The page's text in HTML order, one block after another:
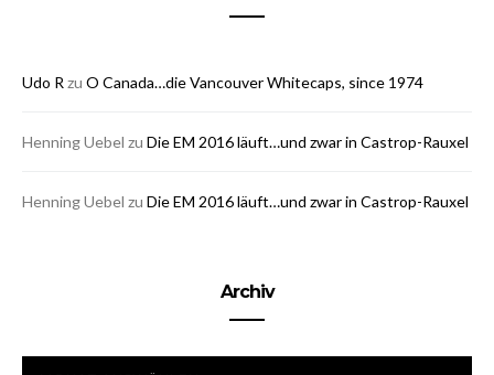
Udo R zu O Canada…die Vancouver Whitecaps, since 1974
Henning Uebel zu Die EM 2016 läuft…und zwar in Castrop-Rauxel
Henning Uebel zu Die EM 2016 läuft…und zwar in Castrop-Rauxel
Archiv